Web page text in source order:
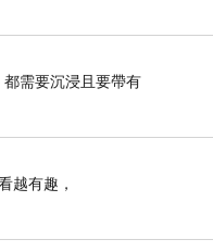
需要沉浸且要帶有
越有趣，